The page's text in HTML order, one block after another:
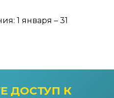
1 января – 31
ДОСТУП К